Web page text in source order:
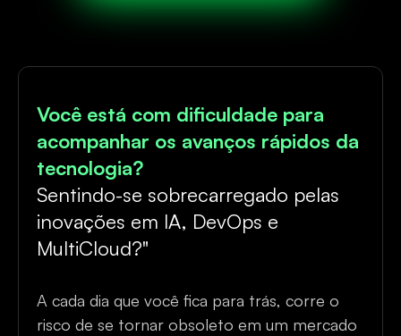
Você está com dificuldade para
acompanhar os avanços rápidos da
tecnologia?
Sentindo-se sobrecarregado pelas
inovações em IA, DevOps e
MultiCloud?"
A cada dia que você fica para trás, corre o
risco de se tornar obsoleto em um mercado